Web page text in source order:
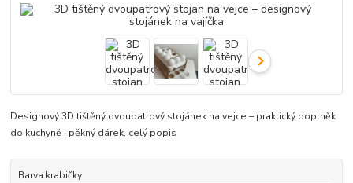
Designový 3D tištěný dvoupatrový stojánek na vejce – praktický doplněk
do kuchyně i pěkný dárek. celý popis
Barva krabičky